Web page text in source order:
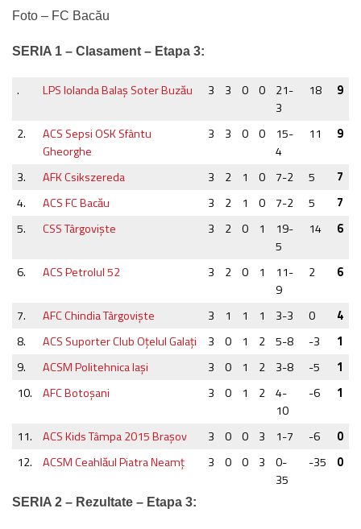
Foto – FC Bacău
SERIA 1 – Clasament – Etapa 3:
. LPS Iolanda Balaş Soter Buzău 3 3 0 0
21-
3
18 9
2.
ACS Sepsi OSK Sfântu
Gheorghe
3 3 0 0
15-
4
11 9
3. AFK Csikszereda 3 2 1 0 7-2 5
7
4.
ACS FC Bacău 3 2 1 0 7-2 5
7
5.
CSS Târgovişte 3 2 0 1
19-
5
14 6
6. ACS Petrolul 52 3 2 0 1
11-
9
2 6
7. AFC Chindia Târgovişte 3 1 1 1 3-3 0
4
8.
ACS Suporter Club Oţelul Galaţi 3 0 1 2 5-8 -3
1
9.
ACSM Politehnica Iaşi 3 0 1 2 3-8 -5
1
10.
AFC Botoşani 3 0 1 2
4-
10
-6 1
11. ACS Kids Tâmpa 2015 Braşov 3 0 0 3 1-7 -6
0
12.
ACSM Ceahlăul Piatra Neamţ 3 0 0 3
0-
35
-35 0
SERIA 2 – Rezultate – Etapa 3: